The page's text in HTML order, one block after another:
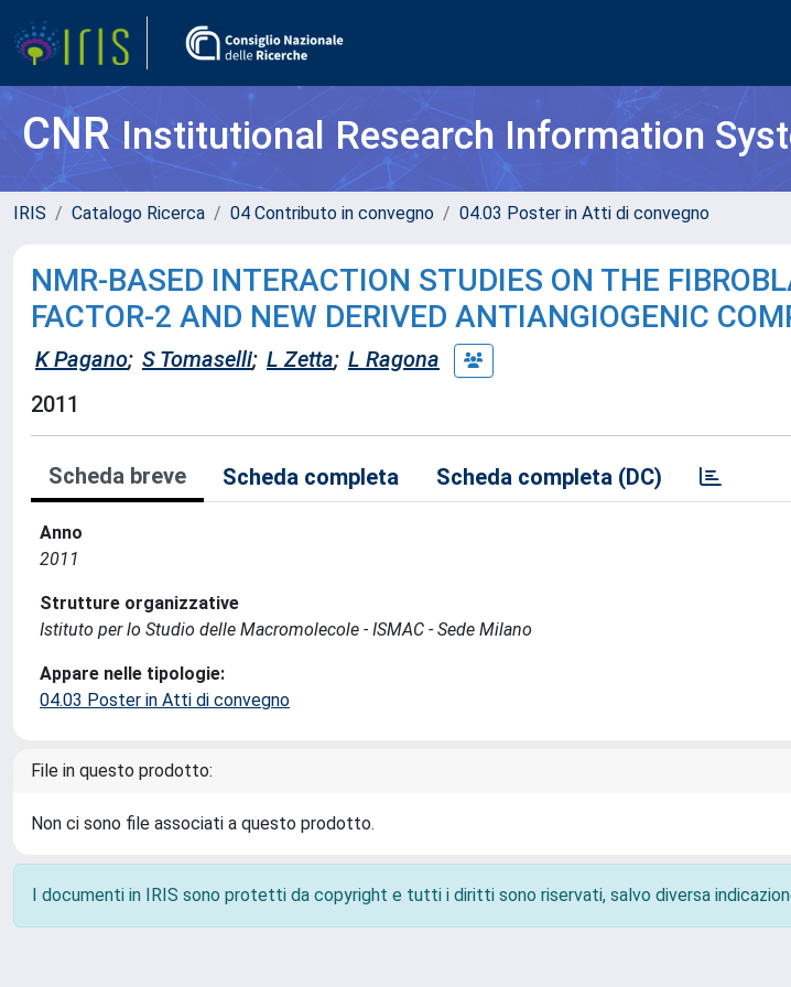
CNRInstitutional Research Information
IRIS Catalogo Ricerca 04 Contributo in convegno 04.03 Poster in Atti di convegno
NMR-BASED INTERACTION STUDIES ON THE
FACTOR-2 AND NEW DERIVED ANTIANGIOGENIC
K Pagano; S Tomaselli; L Zetta; L Ragona
2011
Scheda breve Scheda completa Scheda completa (DC)
Anno
2011
Strutture organizzative
Istituto per lo Studio delle Macromolecole - ISMAC - Sede Milano
Appare nelle tipologie:
04.03 Poster in Atti di convegno
File in questo prodotto:
Non ci sono file associati a questo prodotto.
I documenti in IRIS sono protetti da copyright e tutti i diritti sono riservati, salvo diversa